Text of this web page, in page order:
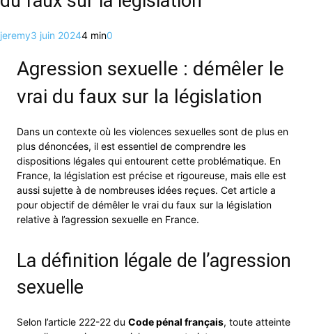
jeremy3 juin 20244 min0
Agression sexuelle : démêler le
vrai du faux sur la législation
Dans un contexte où les violences sexuelles sont de plus en
plus dénoncées, il est essentiel de comprendre les
dispositions légales qui entourent cette problématique. En
France, la législation est précise et rigoureuse, mais elle est
aussi sujette à de nombreuses idées reçues. Cet article a
pour objectif de démêler le vrai du faux sur la législation
relative à l’agression sexuelle en France.
La définition légale de l’agression
sexuelle
Selon l’article 222-22 du Code pénal français, toute atteinte